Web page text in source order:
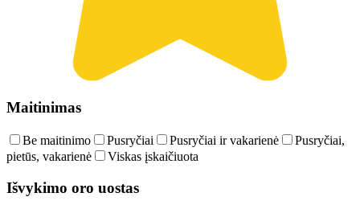
Maitinimas
Be maitinimo Pusryčiai Pusryčiai ir vakarienė
Pusryčiai,
pietūs, vakarienė
Viskas įskaičiuota
Išvykimo oro uostas